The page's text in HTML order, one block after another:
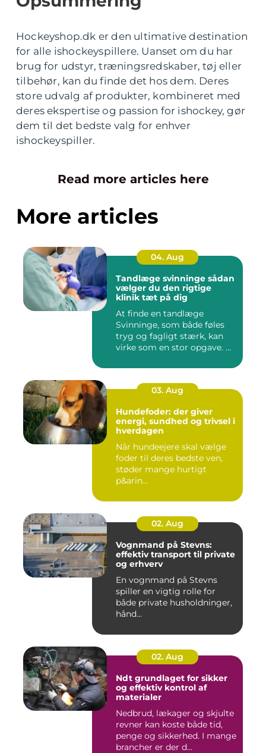
Hockeyshop.dk er den ultimative destination
for alle ishockeyspillere. Uanset om du har
brug for udstyr, træningsredskaber, tøj eller
tilbehør, kan du finde det hos dem. Deres
store udvalg af produkter, kombineret med
deres ekspertise og passion for ishockey, gør
dem til det bedste valg for enhver
ishockeyspiller.
Read more articles here
More articles
04. Aug
Tandlæge svinninge sådan
vælger du den rigtige
klinik tæt på dig
At finde en tandlæge
Svinninge, som både føles
tryg og fagligt stærk, kan
virke som en stor opgave. ...
03. Aug
Hundefoder: der giver
energi, sundhed og trivsel i
hverdagen
Når hundeejere skal vælge
foder til deres bedste ven,
støder mange hurtigt
p&arin...
02. Aug
Vognmand på Stevns:
effektiv transport til private
og erhverv
En vognmand på Stevns
spiller en vigtig rolle for
både private husholdninger,
hånd...
02. Aug
Ndt grundlaget for sikker
og effektiv kontrol af
materialer
Nedbrud, lækager og skjulte
revner kan koste både tid,
penge og sikkerhed. I mange
brancher er der d...